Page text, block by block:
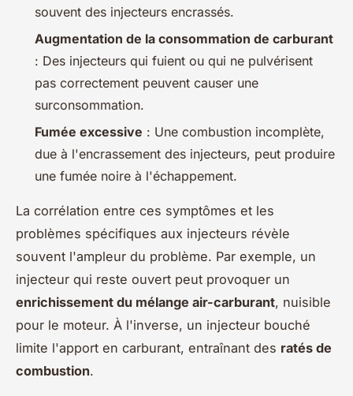
souvent des injecteurs encrassés.
Augmentation de la consommation de carburant
: Des injecteurs qui fuient ou qui ne pulvérisent
pas correctement peuvent causer une
surconsommation.
Fumée excessive : Une combustion incomplète,
due à l'encrassement des injecteurs, peut produire
une fumée noire à l'échappement.
La corrélation entre ces symptômes et les
problèmes spécifiques aux injecteurs révèle
souvent l'ampleur du problème. Par exemple, un
injecteur qui reste ouvert peut provoquer un
enrichissement du mélange air-carburant, nuisible
pour le moteur. À l'inverse, un injecteur bouché
limite l'apport en carburant, entraînant des ratés de
combustion.